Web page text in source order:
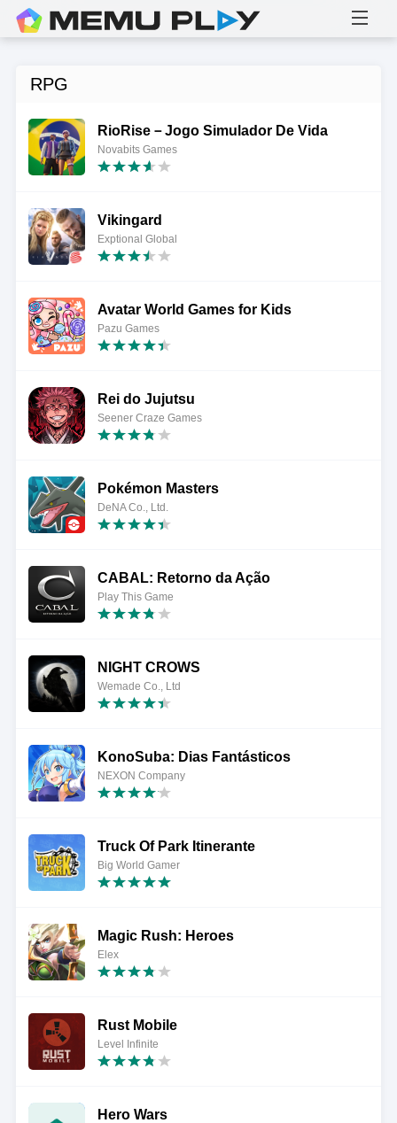
RPG
RioRise－Jogo Simulador De Vida
Novabits Games
Vikingard
Exptional Global
Avatar World Games for Kids
Pazu Games
Rei do Jujutsu
Seener Craze Games
Pokémon Masters
DeNA Co., Ltd.
CABAL: Retorno da Ação
Play This Game
NIGHT CROWS
Wemade Co., Ltd
KonoSuba: Dias Fantásticos
NEXON Company
Truck Of Park Itinerante
Big World Gamer
Magic Rush: Heroes
Elex
Rust Mobile
Level Infinite
Hero Wars